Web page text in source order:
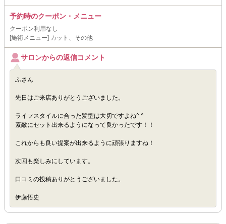
予約時のクーポン・メニュー
クーポン利用なし
[施術メニュー] カット、その他
サロンからの返信コメント
ふさん
先日はご来店ありがとうございました。
ライフスタイルに合った髪型は大切ですよね^ ^
素敵にセット出来るようになって良かったです！！
これからも良い提案が出来るように頑張りますね！
次回も楽しみにしています。
口コミの投稿ありがとうございました。
伊藤悟史